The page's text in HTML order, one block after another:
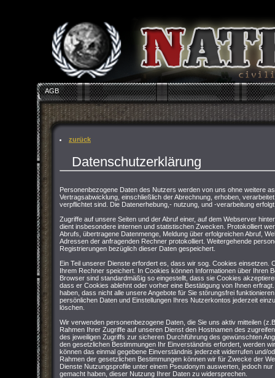
AGB
zurück
Datenschutzerklärung
Personenbezogene Daten des Nutzers werden von uns ohne weitere
Vertragsabwicklung, einschließlich der Abrechnung, erhoben,
verpflichtet sind. Die Datenerhebung,- nutzung, und -verarbeitung
Zugriffe auf unsere Seiten und der Abruf einer, auf dem Webserver
dient insbesondere internen und statistischen Zwecken. Protokolliert
Abrufs, übertragene Datenmenge, Meldung über erfolgreichen Abruf,
Adressen der anfragenden Rechner protokolliert. Weitergehende
Registrierungen bezüglich dieser Daten gespeichert.
Ein Teil unserer Dienste erfordert es, dass wir sog. Cookies einsetzen.
Ihrem Rechner speichert. In Cookies können Informationen über Ihren
Browser sind standardmäßig so eingestellt, dass sie Cookies
dass er Cookies ablehnt oder vorher eine Bestätigung von Ihnen
haben, dass nicht alle unsere Angebote für Sie störungsfrei
persönlichen Daten und Einstellungen Ihres Nutzerkontos jederzeit
löschen.
Wir verwenden personenbezogene Daten, die Sie uns aktiv mitteilen
Rahmen Ihrer Zugriffe auf unseren Dienst den Hostnamen des
des jeweiligen Zugriffs zur sicheren Durchführung des gewünschten
den gesetzlichen Bestimmungen Ihr Einverständnis erfordert, werden
können das einmal gegebene Einverständnis jederzeit widerrufen und/
Rahmen der gesetzlichen Bestimmungen können wir für Zwecke der
Dienste Nutzungsprofile unter einem Pseudonym auswerten, jedoch
gemacht haben, dieser Nutzung Ihrer Daten zu widersprechen.